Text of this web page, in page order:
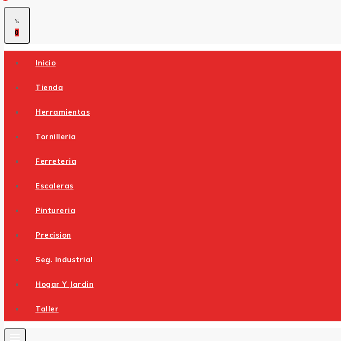
0
Inicio
Tienda
Herramientas
Tornilleria
Ferreteria
Escaleras
Pintureria
Precision
Seg. Industrial
Hogar Y Jardin
Taller